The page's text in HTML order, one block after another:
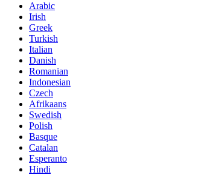
Arabic
Irish
Greek
Turkish
Italian
Danish
Romanian
Indonesian
Czech
Afrikaans
Swedish
Polish
Basque
Catalan
Esperanto
Hindi